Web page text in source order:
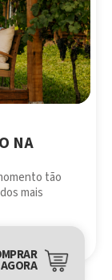
NA
tão
mais
AGORA